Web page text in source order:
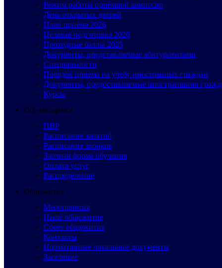
Режим работы приёмной комиссии
День открытых дверей
План приёма 2026
Целевая подготовка 2026
Проходные баллы 2025
Документы, представляемые абитуриентами
Специальности
Порядок приема на учебу иностранных граждан
Документы, предоставляемые иностранными
Курсы
Обучающимся
ПВР
Расписание занятий
Расписание звонков
Заочная форма обучения
Оплата услуг
Распределение
Общежитие
Мероприятия
Наше общежитие
Совет общежития
Контакты
Нормативные локальные документы
Заселение